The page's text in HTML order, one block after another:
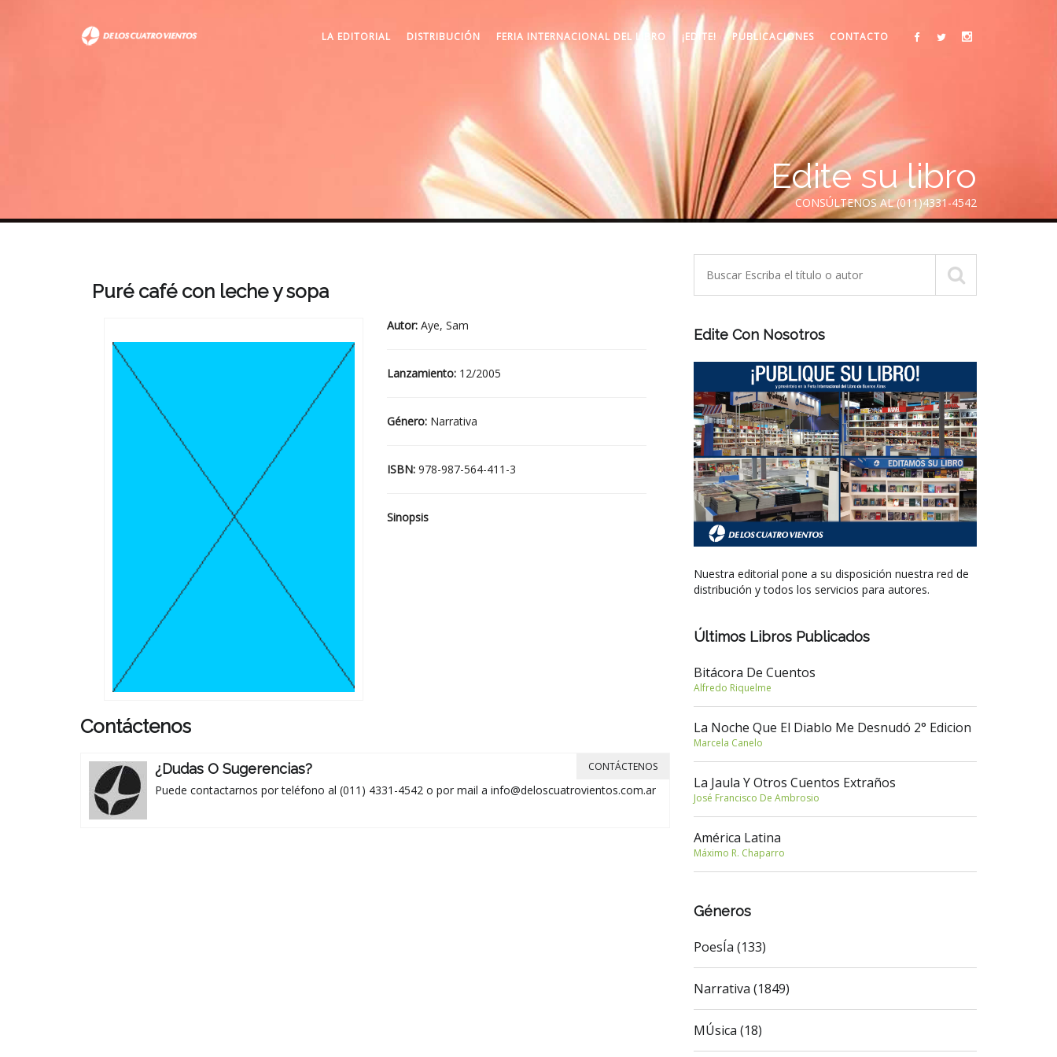
LA EDITORIAL DISTRIBUCIÓN FERIA INTERNACIONAL DEL LIBRO ¡EDITE! PUBLICACIONES CONTACTO
Edite su libro
CONSÚLTENOS AL (011)4331-4542
Puré café con leche y sopa
Autor: Aye, Sam
Lanzamiento: 12/2005
Género: Narrativa
ISBN: 978-987-564-411-3
Sinopsis
Contáctenos
¿Dudas O Sugerencias?
Puede contactarnos por teléfono al (011) 4331-4542 o por mail a info@deloscuatrovientos.com.ar
CONTÁCTENOS
Edite Con Nosotros
Nuestra editorial pone a su disposición nuestra red de
distribución y todos los servicios para autores.
Últimos Libros Publicados
Bitácora De Cuentos
Alfredo Riquelme
La Noche Que El Diablo Me Desnudó 2° Edicion
Marcela Canelo
La Jaula Y Otros Cuentos Extraños
José Francisco De Ambrosio
América Latina
Máximo R. Chaparro
Géneros
PoesÍa (133)
Narrativa (1849)
MÚsica (18)